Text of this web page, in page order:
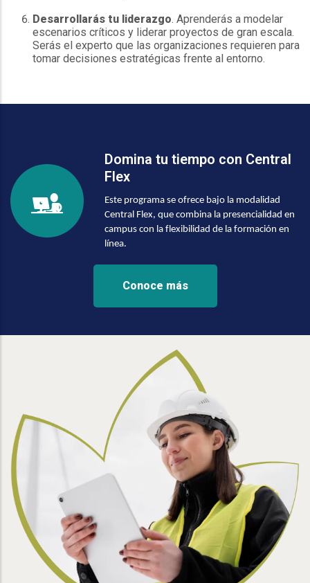
Desarrollarás tu liderazgo. Aprenderás a modelar
escenarios críticos y liderar proyectos de gran escala.
Serás el experto que las organizaciones requieren para
tomar decisiones estratégicas frente al entorno.
Domina tu tiempo con Central
Flex
Este programa se ofrece bajo la modalidad
Central Flex, que combina la presencialidad en
campus con la flexibilidad de la formación en
línea.
Conoce más